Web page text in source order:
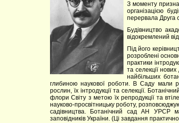
З моменту
організацією
перервала Друга
Будівництво
відокремлений
Під його
розроблені
практики
та селекції
найбільших
глибиною наукової роботи. В Саду мали
рослин, їх інтродукції та селекції.
флори Світу з метою їх репродукції та
науково-просвітницьку роботу,
садівництва. Ботанічний сад АН УРСР
заповідників України. (Ці завдання